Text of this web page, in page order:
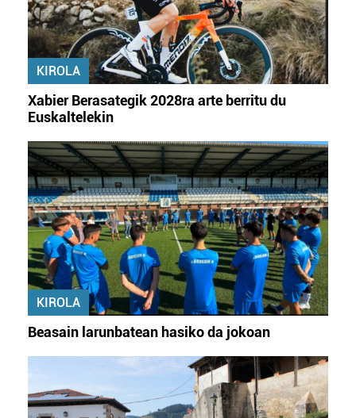
baliatzen gara. Ohar hau onartuz gero, teknologia hori
erabiltzeko baimen esplizitua ematen diguzu.Gehiago
irakurri
KIROLA
Xabier Berasategik 2028ra arte berritu du
Euskaltelekin
KIROLA
Beasain larunbatean hasiko da jokoan